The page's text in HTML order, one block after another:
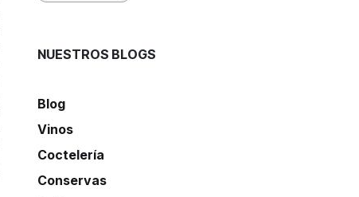
NUESTROS BLOGS
Blog
Vinos
Coctelería
Conservas